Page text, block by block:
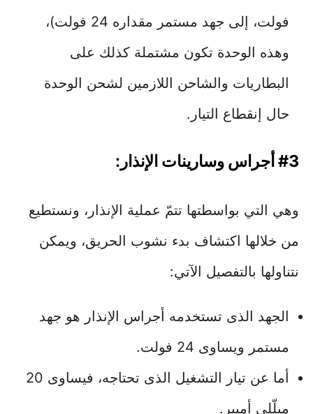
فولت، إلى جهد مستمر مقداره 24 فولت)،
وهذه الوحدة تكون مشتملة كذلك على
البطاريات والشاحن اللازمين لشحن الوحدة
حال إنقطاع التيار.
#3 أجراس وسارينات الإنذار:
وهي التي بواسطتها تتمّ عملية الإنذار، ونستطيع
من خلالها اكتشاف بدء نشوب الحريق، ويمكن
نتناولها بالتفصيل الآتي:
الجهد الذى تستخدمه أجراس الإنذار هو جهد
مستمر ويساوى 24 فولت.
أما عن تيار التشغيل الذى تحتاجه، فيساوى 20
ميلّلى أمبير.